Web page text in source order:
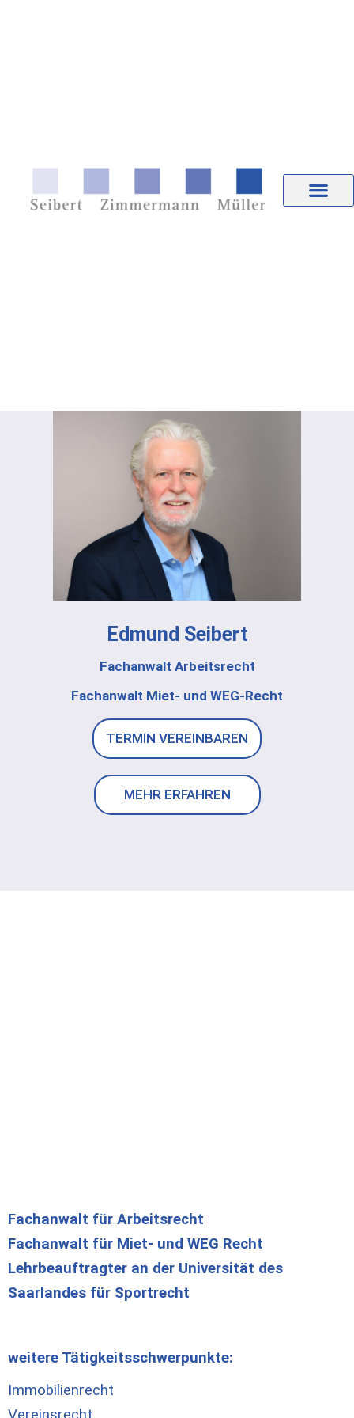
Edmund Seibert
Fachanwalt Arbeitsrecht
Fachanwalt Miet- und WEG-Recht
TERMIN VEREINBAREN
MEHR ERFAHREN
Fachanwalt für Arbeitsrecht
Fachanwalt für Miet- und WEG Recht
Lehrbeauftragter an der Universität des
Saarlandes für Sportrecht
wei­te­re Tä­tig­keits­schwerpunk­te:
Im­mo­bi­li­en­recht